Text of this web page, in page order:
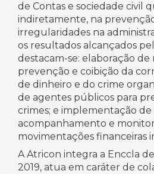
de Contas e sociedade civil
indiretamente, na
irregularidades na
os resultados alcançados
destacam-se: elaboração de
prevenção e coibição da
de dinheiro e do crime
de agentes públicos para
crimes; e implementação de
acompanhamento e
movimentações financeiras
A Atricon integra a Enccla
2019, atua em caráter de